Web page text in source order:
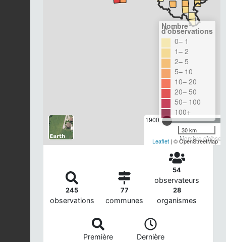
1900
Nombre
Nombre
d'observations
0– 1
1– 2
2– 5
5– 10
10– 20
20– 50
50– 100
100+
30 km
Leaflet | © OpenStreetMap
245
observations
77
communes
54
observateurs
28
organismes
Première
Dernière